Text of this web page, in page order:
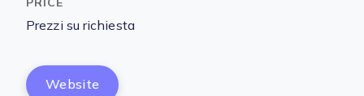
Prezzi su richiesta
Website